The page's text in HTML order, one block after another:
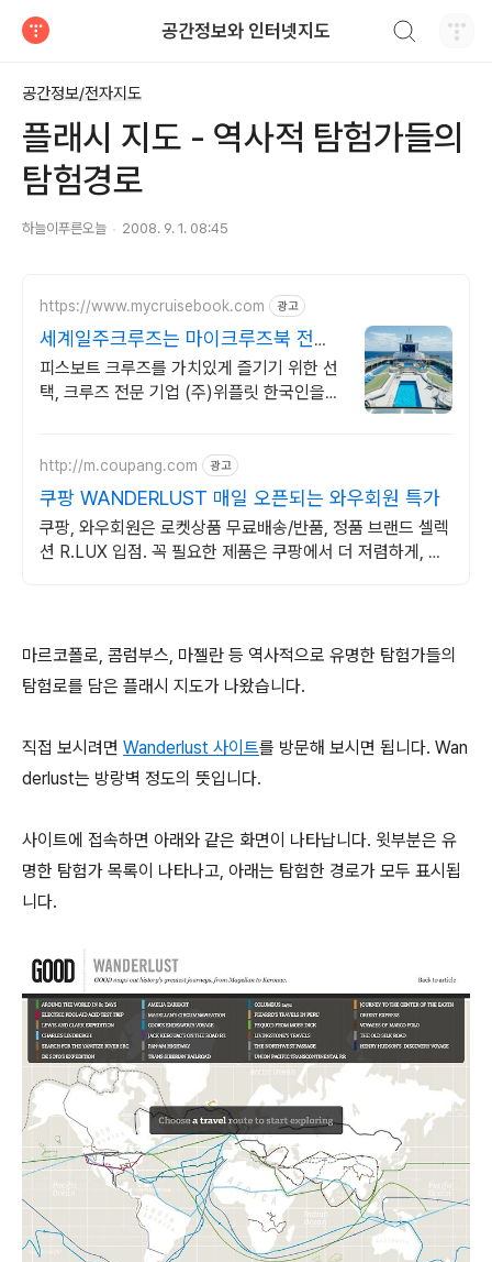
공간정보와 인터넷지도
공간정보/전자지도
플래시 지도 - 역사적 탐험가들의
탐험경로
하늘이푸른오늘 2008. 9. 1. 08:45
https://www.mycruisebook.com 광고
세계일주크루즈는 마이크루즈북 전세
계 유일, 한국어 지원
피스보트 크루즈를 가치있게 즐기기 위한 선
택, 크루즈 전문 기업 (주)위플릿 한국인을
http://m.coupang.com 광고
쿠팡 WANDERLUST 매일 오픈되는 와우회원 특가
쿠팡, 와우회원은 로켓상품 무료배송/반품, 정품 브랜드 셀렉
션 R.LUX 입점. 꼭 필요한 제품은 쿠팡에서 더 저렴하게, 로
마르코폴로, 콤럼부스, 마젤란 등 역사적으로 유명한 탐험가들의
탐험로를 담은 플래시 지도가 나왔습니다.
직접 보시려면 Wanderlust 사이트를 방문해 보시면 됩니다. Wan
derlust는 방랑벽 정도의 뜻입니다.
사이트에 접속하면 아래와 같은 화면이 나타납니다. 윗부분은 유
명한 탐험가 목록이 나타나고, 아래는 탐험한 경로가 모두 표시됩
니다.